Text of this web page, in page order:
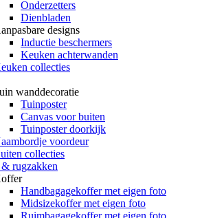
Onderzetters
Dienbladen
designs
Inductie beschermers
Keuken achterwanden
collecties
wanddecoratie
Tuinposter
Canvas voor buiten
Tuinposter doorkijk
voordeur
collecties
rugzakken
Handbagagekoffer met eigen foto
Midsizekoffer met eigen foto
Ruimbagagekoffer met eigen foto